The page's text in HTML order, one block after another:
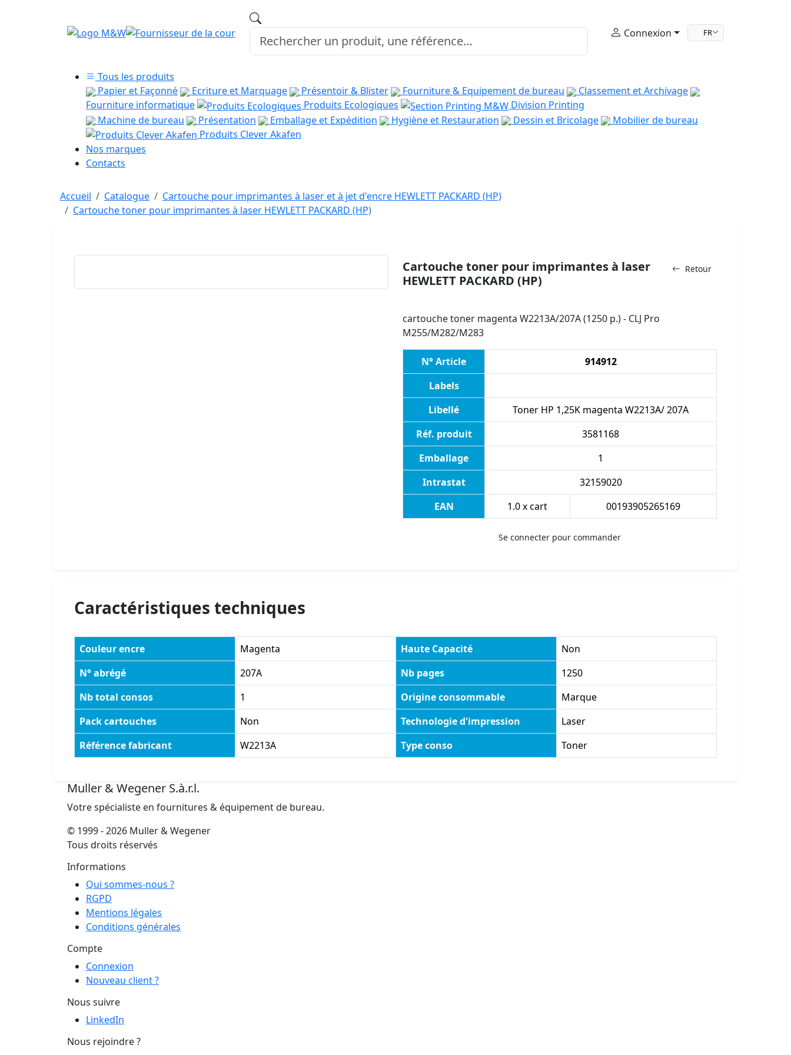
Connexion FR
Tous les produits
Papier et Façonné
Ecriture et Marquage Présentoir & Blister Fourniture & Equipement de bureau
Classement et Archivage
Fourniture informatique
Produits Ecologiques
Division Printing
Machine de bureau
Présentation Emballage et Expédition Hygiène et Restauration Dessin et Bricolage
Mobilier de bureau
Produits Clever Akafen
Nos marques
Contacts
Accueil Catalogue
Cartouche pour imprimantes à laser et à jet d'encre HEWLETT PACKARD (HP)
Cartouche toner pour imprimantes à laser HEWLETT PACKARD (HP)
Retour
Cartouche toner pour imprimantes à laser
HEWLETT PACKARD (HP)
cartouche toner magenta W2213A/207A (1250 p.) - CLJ Pro
M255/M282/M283
N° Article
914912
Labels
Libellé
Toner HP 1,25K magenta W2213A/ 207A
Réf. produit
3581168
Emballage
1
Intrastat
32159020
EAN
1.0 x cart 00193905265169
Se connecter pour commander
Caractéristiques techniques
Couleur encre Magenta Haute Capacité
Non
N° abrégé
207A Nb pages
1250
Nb total consos
1 Origine consommable
Marque
Pack cartouches
Non Technologie d'impression
Laser
Référence fabricant
W2213A Type conso Toner
Muller & Wegener S.à.r.l.
Votre spécialiste en fournitures & équipement de bureau.
© 1999 - 2026 Muller & Wegener
Tous droits réservés
Informations
Qui sommes-nous ?
RGPD
Mentions légales
Conditions générales
Compte
Connexion
Nouveau client ?
Nous suivre
LinkedIn
Nous rejoindre ?